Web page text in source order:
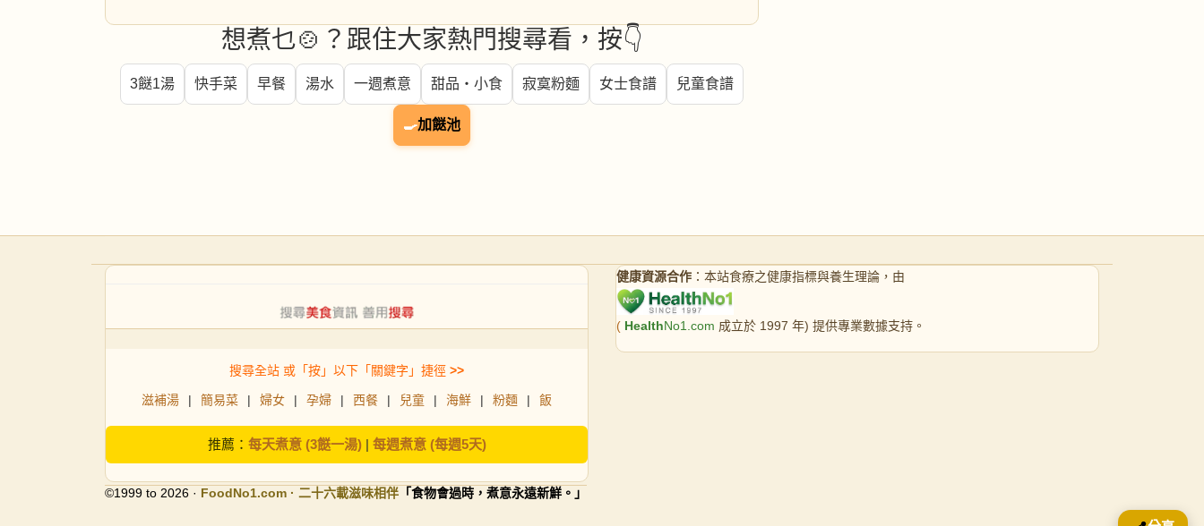
想煮乜🍲？跟住大家熱門搜尋看，按👇
3餸1湯 快手菜 早餐 湯水 一週煮意 甜品・小食 寂寞粉麵 女士食譜 兒童食譜
🍳加餸池
搜尋全站 或「按」以下「關鍵字」捷徑 >>
滋補湯 | 簡易菜 | 婦女 | 孕婦 | 西餐 | 兒童 | 海鮮 | 粉麵 | 飯
推薦： 每天煮意 (3餸一湯)| 每週煮意 (每週5天)
©1999 to 2026 · FoodNo1.com · 二十六載滋味相伴 「食物會過時，煮意永遠新鮮。」
健康資源合作 ：本站食療之健康指標與養生理論，由
( HealthNo1.com 成立於 1997 年) 提供專業數據支持。